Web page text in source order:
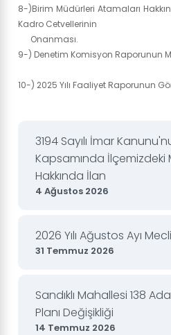
8-)Birim Müdürleri Atamaları
Kadro Cetvellerinin
Onanması.
9-) Denetim Komisyon Raporunun
10-) 2025 Yılı Faaliyet Raporunun
3194 Sayılı İmar
Kapsamında İlçemizdeki
Hakkında İlan
4 Ağustos 2026
2026 Yılı Ağustos Ayı
31 Temmuz 2026
Sandıklı Mahallesi 138
Planı Değişikliği
14 Temmuz 2026